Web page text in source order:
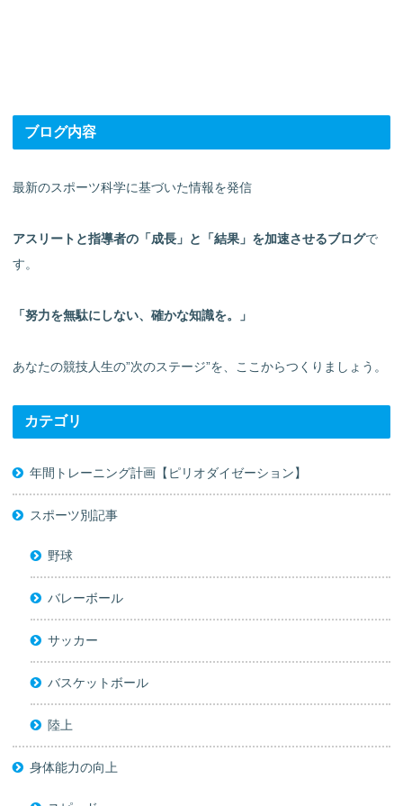
ブログ内容
最新のスポーツ科学に基づいた情報を発信
アスリートと指導者の「成長」と「結果」を加速させるブログで
す。
「努力を無駄にしない、確かな知識を。」
あなたの競技人生の”次のステージ”を、ここからつくりましょう。
カテゴリ
年間トレーニング計画【ピリオダイゼーション】
スポーツ別記事
野球
バレーボール
サッカー
バスケットボール
陸上
身体能力の向上